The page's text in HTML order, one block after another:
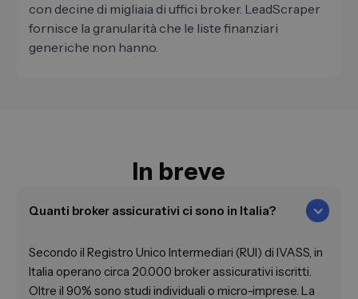
con decine di migliaia di uffici broker. LeadScraper
fornisce la granularità che le liste finanziari
generiche non hanno.
In breve
Quanti broker assicurativi ci sono in Italia?
Secondo il Registro Unico Intermediari (RUI) di IVASS, in
Italia operano circa 20.000 broker assicurativi iscritti.
Oltre il 90% sono studi individuali o micro-imprese. La